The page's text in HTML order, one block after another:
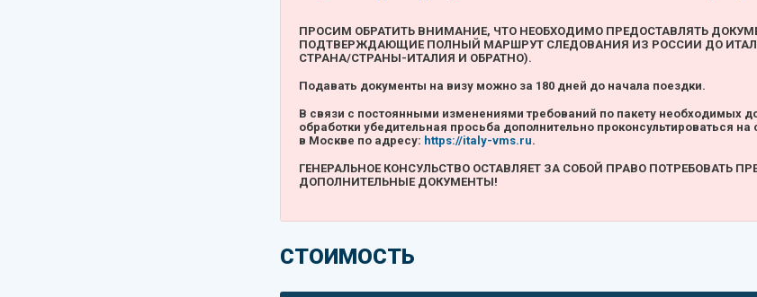
ПРОСИМ ОБРАТИТЬ ВНИМАНИЕ, ЧТО НЕОБХОДИМО ПРЕДОСТАВЛЯТЬ
ПОДТВЕРЖДАЮЩИЕ ПОЛНЫЙ МАРШРУТ СЛЕДОВАНИЯ ИЗ РОССИИ ДО
СТРАНА/СТРАНЫ-ИТАЛИЯ И ОБРАТНО).
Подавать документы на визу можно за 180 дней до начала поездки.
В связи с постоянными изменениями требований по пакету необходимых
обработки убедительная просьба дополнительно проконсультироваться на
в Москве по адресу: https://italy-vms.ru.
ГЕНЕРАЛЬНОЕ КОНСУЛЬСТВО ОСТАВЛЯЕТ ЗА СОБОЙ ПРАВО ПОТРЕБОВАТЬ
ДОПОЛНИТЕЛЬНЫЕ ДОКУМЕНТЫ!
СТОИМОСТЬ